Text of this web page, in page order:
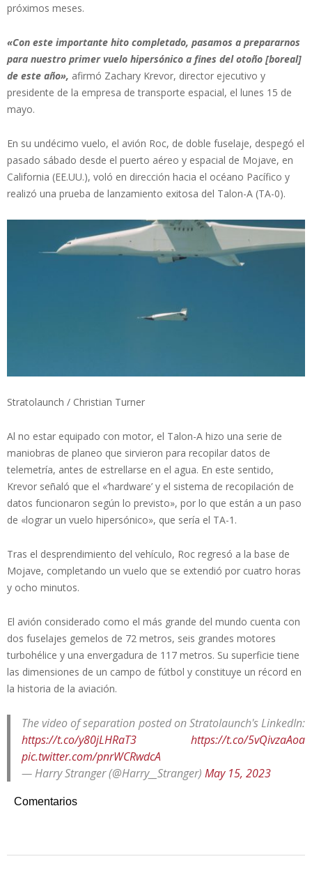
próximos meses.
«Con este importante hito completado, pasamos a prepararnos
para nuestro primer vuelo hipersónico a fines del otoño [boreal]
de este año», afirmó Zachary Krevor, director ejecutivo y
presidente de la empresa de transporte espacial, el lunes 15 de
mayo.
En su undécimo vuelo, el avión Roc, de doble fuselaje, despegó el
pasado sábado desde el puerto aéreo y espacial de Mojave, en
California (EE.UU.), voló en dirección hacia el océano Pacífico y
realizó una prueba de lanzamiento exitosa del Talon-A (TA-0).
Stratolaunch / Christian Turner
Al no estar equipado con motor, el Talon-A hizo una serie de
maniobras de planeo que sirvieron para recopilar datos de
telemetría, antes de estrellarse en el agua. En este sentido,
Krevor señaló que el «‘hardware’ y el sistema de recopilación de
datos funcionaron según lo previsto», por lo que están a un paso
de «lograr un vuelo hipersónico», que sería el TA-1.
Tras el desprendimiento del vehículo, Roc regresó a la base de
Mojave, completando un vuelo que se extendió por cuatro horas
y ocho minutos.
El avión considerado como el más grande del mundo cuenta con
dos fuselajes gemelos de 72 metros, seis grandes motores
turbohélice y una envergadura de 117 metros. Su superficie tiene
las dimensiones de un campo de fútbol y constituye un récord en
la historia de la aviación.
The video of separation posted on Stratolaunch's LinkedIn:
https://t.co/y80jLHRaT3
https://t.co/5vQivzaAoa
pic.twitter.com/pnrWCRwdcA
— Harry Stranger (@Harry__Stranger) May 15, 2023
Comentarios